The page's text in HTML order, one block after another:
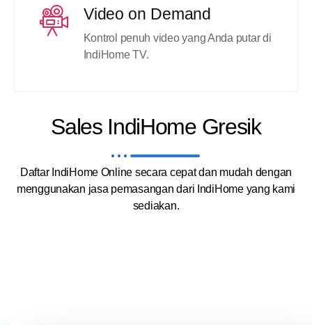
Video on Demand
Kontrol penuh video yang Anda putar di
IndiHome TV.
Sales IndiHome Gresik
Daftar IndiHome Online secara cepat dan mudah dengan
menggunakan jasa pemasangan dari IndiHome yang kami
sediakan.